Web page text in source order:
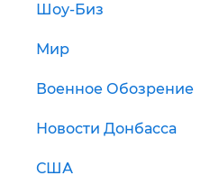
Шоу-Биз
Мир
Военное Обозрение
Новости Донбасса
США